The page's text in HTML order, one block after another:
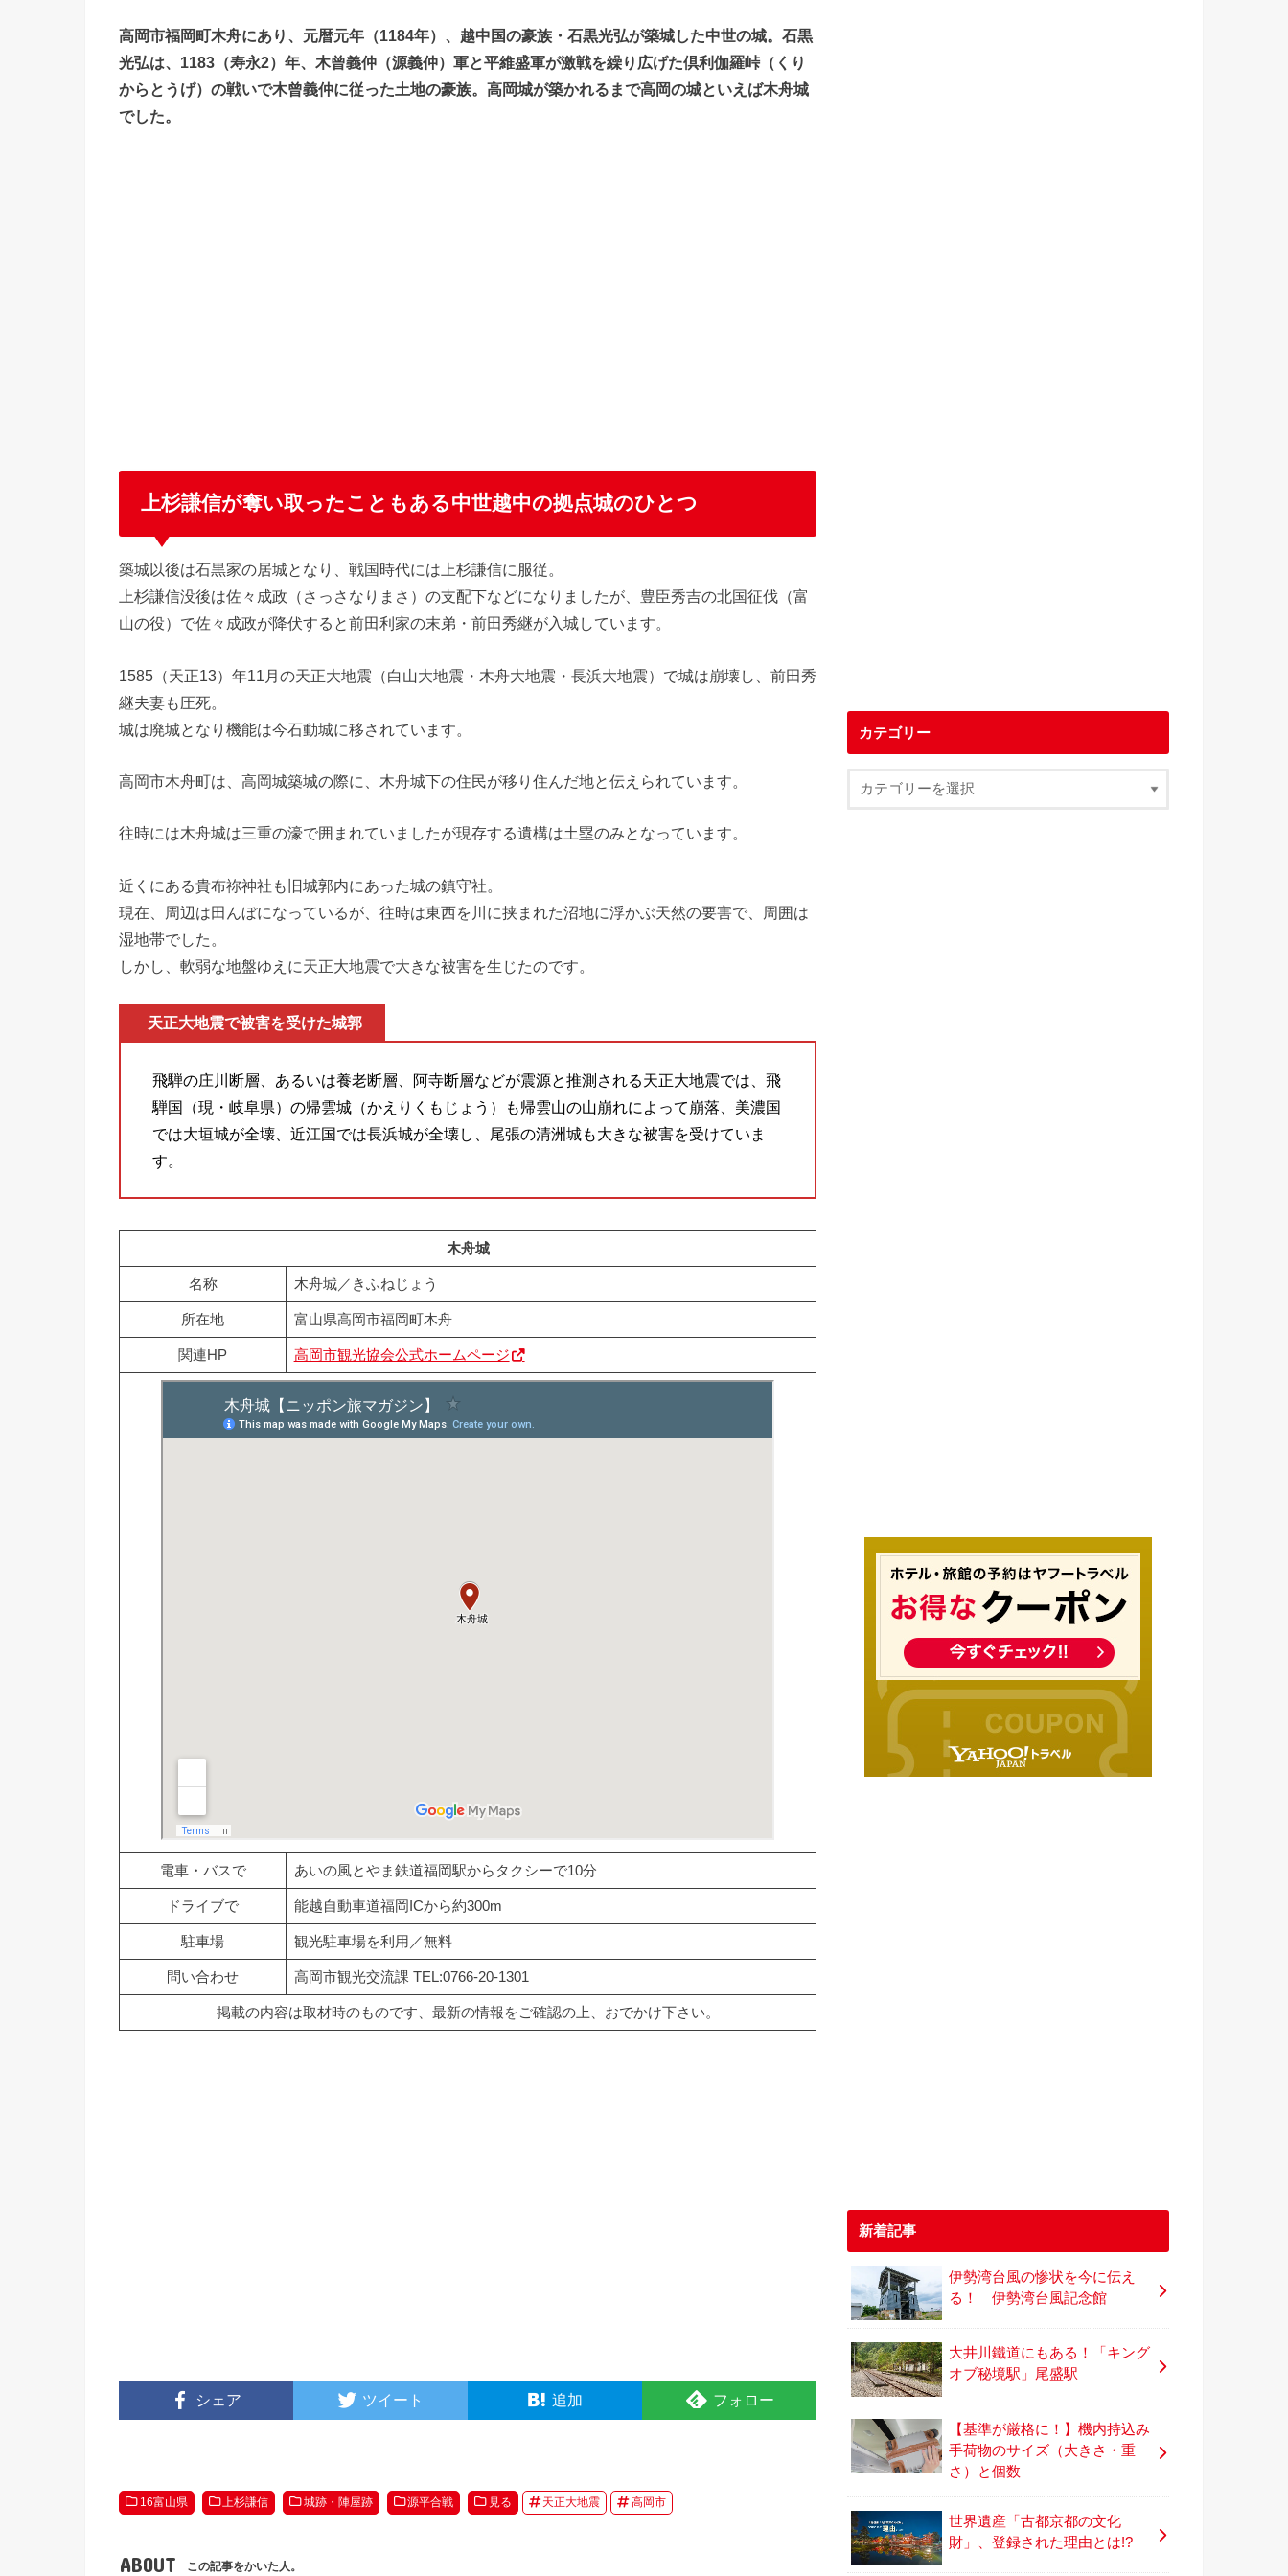
高岡市福岡町木舟にあり、元暦元年（1184年）、越中国の豪族・石黒光弘が築城した中世の城。石黒
光弘は、1183（寿永2）年、木曾義仲（源義仲）軍と平維盛軍が激戦を繰り広げた倶利伽羅峠（くり
からとうげ）の戦いで木曾義仲に従った土地の豪族。高岡城が築かれるまで高岡の城といえば木舟城
でした。
上杉謙信が奪い取ったこともある中世越中の拠点城のひとつ
築城以後は石黒家の居城となり、戦国時代には上杉謙信に服従。
上杉謙信没後は佐々成政（さっさなりまさ）の支配下などになりましたが、豊臣秀吉の北国征伐（富
山の役）で佐々成政が降伏すると前田利家の末弟・前田秀継が入城しています。
1585（天正13）年11月の天正大地震（白山大地震・木舟大地震・長浜大地震）で城は崩壊し、前田秀
継夫妻も圧死。
城は廃城となり機能は今石動城に移されています。
高岡市木舟町は、高岡城築城の際に、木舟城下の住民が移り住んだ地と伝えられています。
往時には木舟城は三重の濠で囲まれていましたが現存する遺構は土塁のみとなっています。
近くにある貴布祢神社も旧城郭内にあった城の鎮守社。
現在、周辺は田んぼになっているが、往時は東西を川に挟まれた沼地に浮かぶ天然の要害で、周囲は
湿地帯でした。
しかし、軟弱な地盤ゆえに天正大地震で大きな被害を生じたのです。
天正大地震で被害を受けた城郭
飛騨の庄川断層、あるいは養老断層、阿寺断層などが震源と推測される天正大地震では、飛
騨国（現・岐阜県）の帰雲城（かえりくもじょう）も帰雲山の山崩れによって崩落、美濃国
では大垣城が全壊、近江国では長浜城が全壊し、尾張の清洲城も大きな被害を受けていま
す。
木舟城
名称 木舟城／きふねじょう
所在地 富山県高岡市福岡町木舟
関連HP 高岡市観光協会公式ホームページ
電車・バスで あいの風とやま鉄道福岡駅からタクシーで10分
ドライブで 能越自動車道福岡ICから約300m
駐車場 観光駐車場を利用／無料
問い合わせ 高岡市観光交流課 TEL:0766-20-1301
掲載の内容は取材時のものです、最新の情報をご確認の上、おでかけ下さい。
シェア ツイート 追加 フォロー
16富山県 上杉謙信 城跡・陣屋跡 源平合戦 見る 天正大地震 高岡市
ABOUT この記事をかいた人。
カテゴリー
新着記事
伊勢湾台風の惨状を今に伝え
る！ 伊勢湾台風記念館
大井川鐵道にもある！「キング
オブ秘境駅」尾盛駅
【基準が厳格に！】機内持込み
手荷物のサイズ（大きさ・重
さ）と個数
世界遺産「古都京都の文化
財」、登録された理由とは!?